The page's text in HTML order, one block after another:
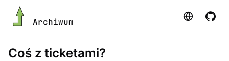
Archiwum Strona
Coś z ticketami?